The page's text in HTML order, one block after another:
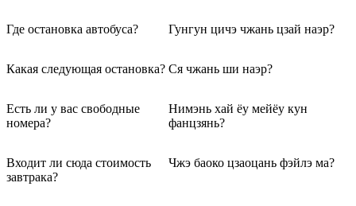
Где остановка автобуса? Гунгун цичэ чжань цзай наэр?
Какая следующая остановка? Ся чжань ши наэр?
Есть ли у вас свободные
номера?
Нимэнь хай ёу мейёу кун
фанцзянь?
Входит ли сюда стоимость
завтрака?
Чжэ баоко цзаоцань фэйлэ ма?